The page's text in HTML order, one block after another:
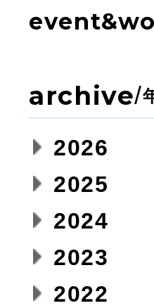
archive/
2026
2025
2024
2023
2022